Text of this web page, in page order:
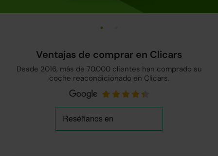
Ventajas de comprar en Clicars
Desde 2016, más de 70.000 clientes han comprado su
coche reacondicionado en Clicars.